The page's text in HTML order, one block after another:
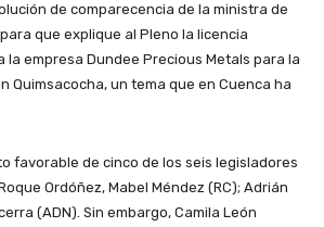
de comparecencia de la ministra de
que explique al Pleno la licencia
la empresa Dundee Precious Metals para la
Quimsacocha, un tema que en Cuenca ha
favorable de cinco de los seis legisladores
Ordóñez, Mabel Méndez (RC); Adrián
(ADN). Sin embargo, Camila León